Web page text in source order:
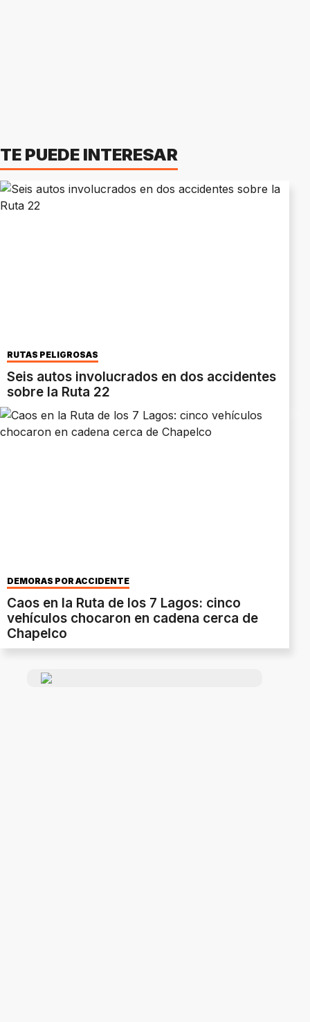
TE PUEDE INTERESAR
RUTAS PELIGROSAS
Seis autos involucrados en dos accidentes
sobre la Ruta 22
DEMORAS POR ACCIDENTE
Caos en la Ruta de los 7 Lagos: cinco
vehículos chocaron en cadena cerca de
Chapelco